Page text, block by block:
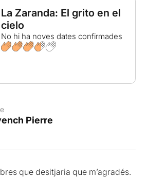
La Zaranda: El grito en el
cielo
No hi ha noves dates confirmades
Pierre
que desitjaria que m’agradés.